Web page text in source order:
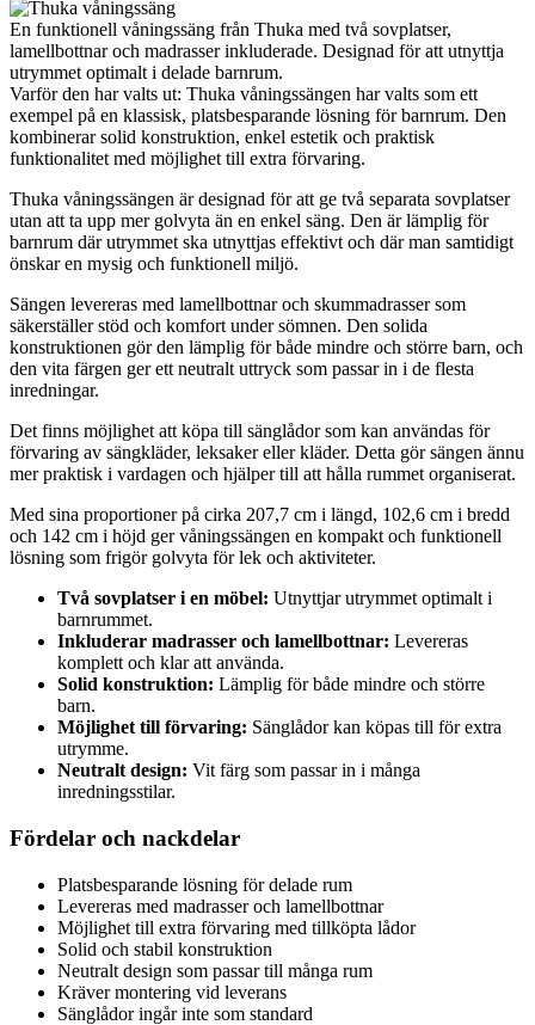
En funktionell våningssäng från Thuka med två sovplatser,
lamellbottnar och madrasser inkluderade. Designad för att utnyttja
utrymmet optimalt i delade barnrum.
Varför den har valts ut: Thuka våningssängen har valts som ett
exempel på en klassisk, platsbesparande lösning för barnrum. Den
kombinerar solid konstruktion, enkel estetik och praktisk
funktionalitet med möjlighet till extra förvaring.
Thuka våningssängen är designad för att ge två separata sovplatser
utan att ta upp mer golvyta än en enkel säng. Den är lämplig för
barnrum där utrymmet ska utnyttjas effektivt och där man samtidigt
önskar en mysig och funktionell miljö.
Sängen levereras med lamellbottnar och skummadrasser som
säkerställer stöd och komfort under sömnen. Den solida
konstruktionen gör den lämplig för både mindre och större barn, och
den vita färgen ger ett neutralt uttryck som passar in i de flesta
inredningar.
Det finns möjlighet att köpa till sänglådor som kan användas för
förvaring av sängkläder, leksaker eller kläder. Detta gör sängen ännu
mer praktisk i vardagen och hjälper till att hålla rummet organiserat.
Med sina proportioner på cirka 207,7 cm i längd, 102,6 cm i bredd
och 142 cm i höjd ger våningssängen en kompakt och funktionell
lösning som frigör golvyta för lek och aktiviteter.
Två sovplatser i en möbel: Utnyttjar utrymmet optimalt i
barnrummet.
Inkluderar madrasser och lamellbottnar: Levereras
komplett och klar att använda.
Solid konstruktion: Lämplig för både mindre och större
barn.
Möjlighet till förvaring: Sänglådor kan köpas till för extra
utrymme.
Neutralt design: Vit färg som passar in i många
inredningsstilar.
Fördelar och nackdelar
Platsbesparande lösning för delade rum
Levereras med madrasser och lamellbottnar
Möjlighet till extra förvaring med tillköpta lådor
Solid och stabil konstruktion
Neutralt design som passar till många rum
Kräver montering vid leverans
Sänglådor ingår inte som standard